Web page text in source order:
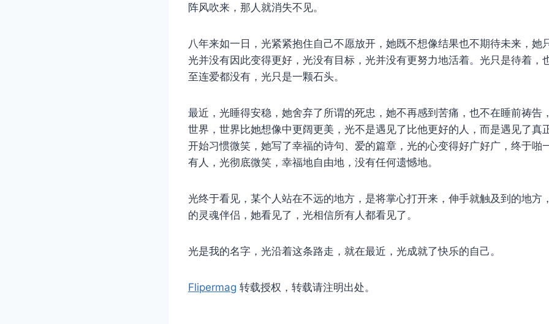
阵风吹来，那人就消失不见。
八年来如一日，光紧紧抱住自己不愿放开，她既不想像结果也不期待未来，她
光并没有因此变得更好，光没有目标，光并没有更努力地活着。光只是待着，
至连爱都没有，光只是一颗石头。
最近，光睡得安稳，她舍弃了所谓的死忠，她不再感到苦痛，也不在睡前祷告
世界，世界比她想像中更阔更美，光不是遇见了比他更好的人，而是遇见了真
开始习惯微笑，她写了幸福的诗句、爱的篇章，光的心变得好广好广，终于啪
有人，光彻底微笑，幸福地自由地，没有任何遗憾地。
光终于看见，某个人站在不远的地方，是将掌心打开来，伸手就触及到的地方
的灵魂伴侣，她看见了，光相信所有人都看见了。
光是我的名字，光沿着这条路走，就在最近，光成就了快乐的自己。
Flipermag 转载授权，转载请注明出处。